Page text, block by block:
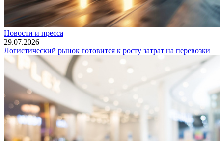
Новости и пресса
29.07.2026
Логистический рынок готовится к росту затрат на перевозки